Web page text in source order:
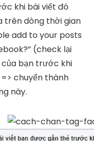
khi bài viết đó
trên dòng thời gian
add to your posts
(check lại
bạn trước khi
chuyển thành
này.